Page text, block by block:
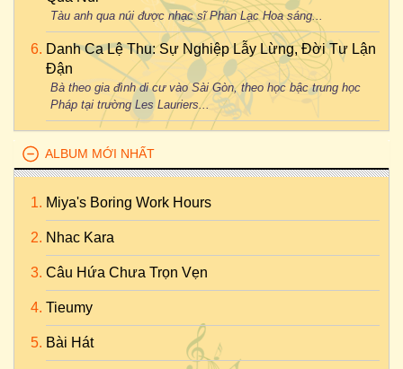
Tàu anh qua núi được nhạc sĩ Phan Lạc Hoa sáng...
Danh Ca Lệ Thu: Sự Nghiệp Lẫy Lừng, Đời Tư Lận
Đận
Bà theo gia đình di cư vào Sài Gòn, theo học bậc trung học
Pháp tại trường Les Lauriers...
ALBUM MỚI NHẤT
Miya's Boring Work Hours
Nhac Kara
Câu Hứa Chưa Trọn Vẹn
Tieumy
Bài Hát